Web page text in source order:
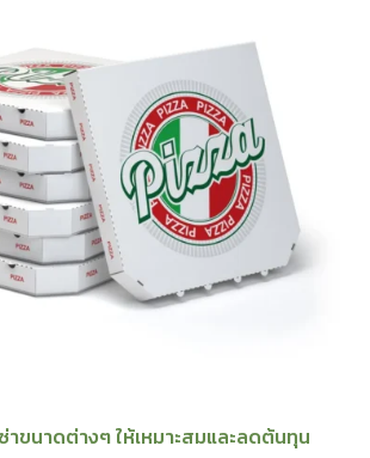
ขนาดต่างๆ ให้เหมาะสมและลดต้นทุน